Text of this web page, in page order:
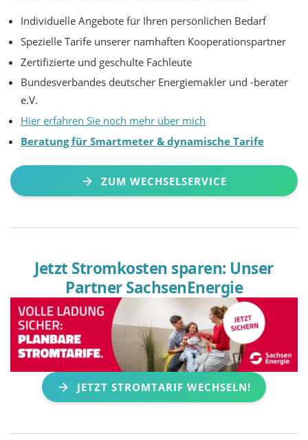
Individuelle Angebote für Ihren persönlichen Bedarf
Spezielle Tarife unserer namhaften Kooperationspartner
Zertifizierte und geschulte Fachleute
Bundesverbandes deutscher Energiemakler und -berater
e.V.
Hier erfahren Sie noch mehr über mich
Beratung für Smartmeter & dynamische Tarife
ZUM WECHSELSERVICE
Jetzt Stromkosten sparen: Unser
Partner SachsenEnergie
JETZT STROMTARIF WECHSELN!